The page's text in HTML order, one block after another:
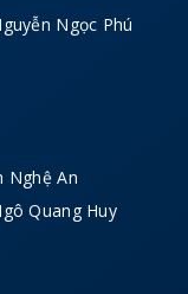
Ngọc Phú
Nghệ An
Quang Huy